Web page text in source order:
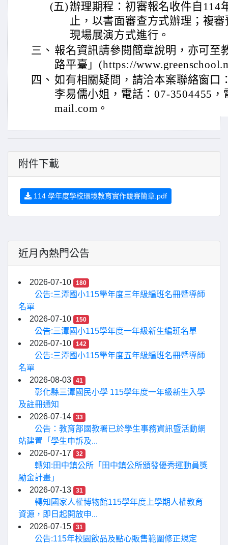
(五)辦理期程：初審報名收件自114
止，以書面審查方式辦理；複
現場展演方式進行。
三、 報名資訊請參閱簡章說明，亦可至
路平臺」(https://
四、 如有相關疑問，請洽本案聯絡窗口
李易儒小姐，電話：07-3504455，
mail.com。
附件下載
114 學年度學校環境教育實作競賽簡章.pdf
近月內熱門公告
2026-07-10 180
公告:三潭國小115學年度三年級編班名冊暨導師
名單
2026-07-10
150
公告:三潭國小115學年度一年級新生編班名單
2026-07-10
142
公告:三潭國小115學年度五年級編班名冊暨導師
名單
2026-08-03
41
彰化縣三潭國民小學 115學年度一年級新生入學
及註冊通知
2026-07-14
33
公告：教育部國教署已於學生事務資訊暨活動網
站建置「學生申訴及...
2026-07-17
32
轉知:田中鎮公所「田中鎮公所頒發優秀運動員獎
勵金計畫」
2026-07-13
31
轉知國家人權博物館115學年度上學期人權教育
資源，即日起開放申...
2026-07-15
31
公告:115年校園飲品及點心販售範圍修正規定